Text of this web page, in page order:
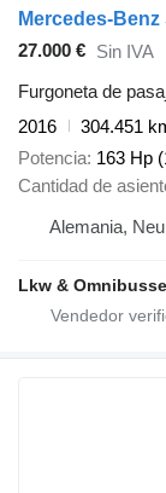
Mercedes-Benz
27.000 € Sin IVA
Furgoneta de
2016
304.451
Potencia 163 Hp
Cantidad de
Alemania,
Lkw &